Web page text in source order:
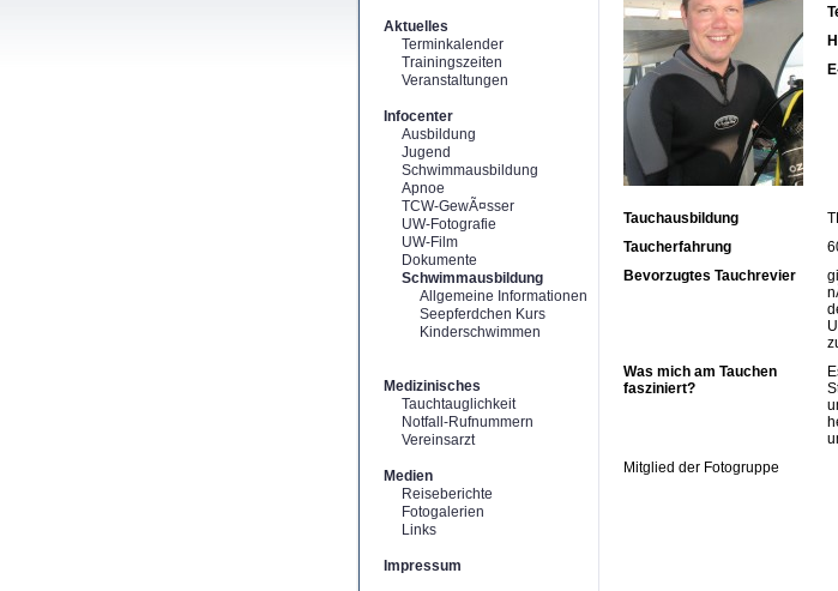
Aktuelles
Terminkalender
Trainingszeiten
Veranstaltungen
Infocenter
Ausbildung
Jugend
Schwimmausbildung
Apnoe
TCW-GewÃ¤sser
UW-Fotografie
UW-Film
Dokumente
Schwimmausbildung
Allgemeine Informationen
Seepferdchen Kurs
Kinderschwimmen
Medizinisches
Tauchtauglichkeit
Notfall-Rufnummern
Vereinsarzt
Medien
Reiseberichte
Fotogalerien
Links
Impressum
Tauchausbildung
Taucherfahrung
Bevorzugtes Tauchrevier
Was mich am Tauchen
fasziniert?
Mitglied der Fotogruppe